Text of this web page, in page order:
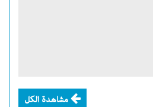
مشاهدة الكل